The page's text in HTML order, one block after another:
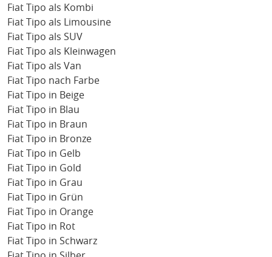
Fiat Tipo als Kombi
Fiat Tipo als Limousine
Fiat Tipo als SUV
Fiat Tipo als Kleinwagen
Fiat Tipo als Van
Fiat Tipo nach Farbe
Fiat Tipo in Beige
Fiat Tipo in Blau
Fiat Tipo in Braun
Fiat Tipo in Bronze
Fiat Tipo in Gelb
Fiat Tipo in Gold
Fiat Tipo in Grau
Fiat Tipo in Grün
Fiat Tipo in Orange
Fiat Tipo in Rot
Fiat Tipo in Schwarz